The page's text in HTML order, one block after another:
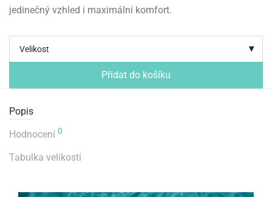
jedinečný vzhled i maximální komfort.
Velikost
Přidat do košíku
Popis
Hodnocení 0
Tabulka velikostí